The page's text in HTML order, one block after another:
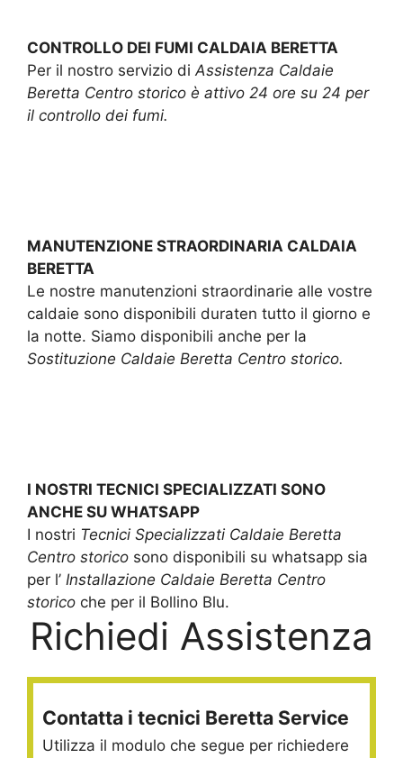
CONTROLLO DEI FUMI CALDAIA BERETTA
Per il nostro servizio diAssistenza Caldaie
Beretta Centro storico è attivo 24 ore su 24 per
il controllo dei fumi.
MANUTENZIONE STRAORDINARIA CALDAIA
BERETTA
Le nostre manutenzioni straordinarie alle vostre
caldaie sono disponibili duraten tutto il giorno e
la notte. Siamo disponibili anche per la
Sostituzione Caldaie Beretta Centro storico.
I NOSTRI TECNICI SPECIALIZZATI SONO
ANCHE SU WHATSAPP
I nostri Tecnici Specializzati Caldaie Beretta
Centro storico sono disponibili su whatsapp sia
per l’ Installazione Caldaie Beretta Centro
storico che per il Bollino Blu.
Richiedi Assistenza
Contatta i tecnici Beretta Service
Utilizza il modulo che segue per richiedere